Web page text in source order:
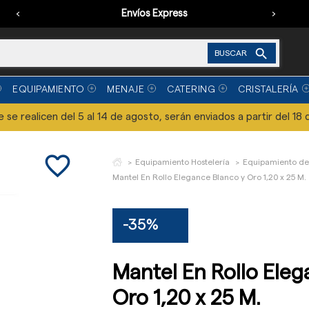
Envíos Express
‹ ›
BUSCAR 
EQUIPAMIENTO MENAJE CATERING CRISTALERÍA
se realicen del 5 al 14 de agosto, serán enviados a partir del
favorite_border Equipamiento Hostelería
Equipamiento
Mantel En Rollo Elegance Blanco y Oro 1,20 x 25 M.
-35%
Mantel En Rollo
Oro 1,20 x 25 M.